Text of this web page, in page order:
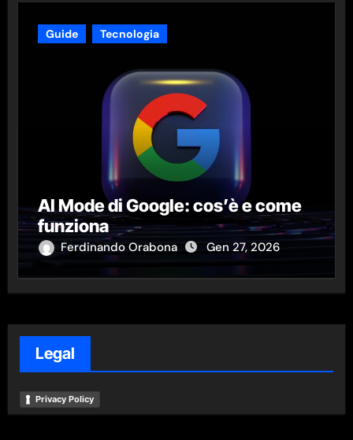
Guide Tecnologia
AI Mode di Google: cos’è e come
funziona
Ferdinando Orabona Gen 27, 2026
Legal
Privacy Policy